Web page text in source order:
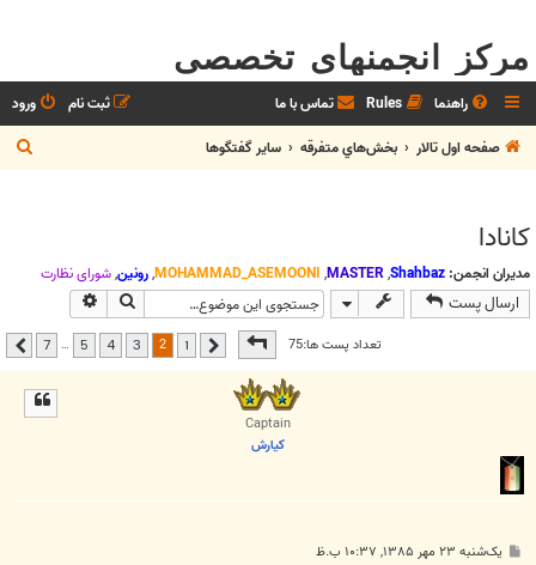
مرکز انجمنهای تخصصی
راهنما Rules تماس با ما ورود
ثبت نام
صفحه اول تالار
بخش‌‌هاي متفرقه ساير گفتگوها
ج
س
كانادا
مدیران انجمن: Shahbaz
,
MASTER
,
MOHAMMAD_ASEMOONI
,رونین,شوراي نظارت
ارسال پست جستجو
تعداد پست ها:75صفحه از7 قبلی 2
3
4
5
…
7 بعدی
Captain
كيارش
پ یک‌شنبه ۲۳ مهر ۱۳۸۵, ۱۰:۳۷ ب.ظ